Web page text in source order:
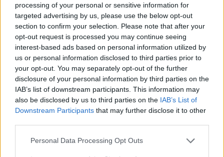
processing of your personal or sensitive information for
targeted advertising by us, please use the below opt-out
section to confirm your selection. Please note that after your
opt-out request is processed you may continue seeing
interest-based ads based on personal information utilized by
us or personal information disclosed to third parties prior to
your opt-out. You may separately opt-out of the further
disclosure of your personal information by third parties on the
IAB’s list of downstream participants. This information may
also be disclosed by us to third parties on the IAB’s List of
Downstream Participants that may further disclose it to other
Please note that this website/app uses one or more Google
Personal Data Processing Opt Outs
35 milliárd amerikai dollárt, szemben a 2026-ra várt 8,5
milliárddal. A Deloitte szerint azonban megfelelő vállalati
koordinációval, a számítógépes rendszerek, szoftverek
és szolgáltatások automatizált, összehangolt
menedzselésével és vezénylésével akár 30 százalékkal
nagyobb, 45 milliárd dolláros piaccá is nőhet.
Az elemzés szerint 2026-ban a fejlett országok felnőtt
lakosságának 29 százaléka naponta találkozik AI által
generált keresési összefoglalóval.